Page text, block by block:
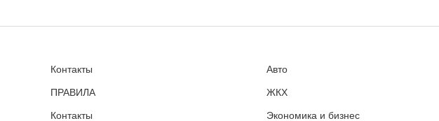
Контакты
ПРАВИЛА
Контакты
Авто
ЖКХ
Экономика и бизнес